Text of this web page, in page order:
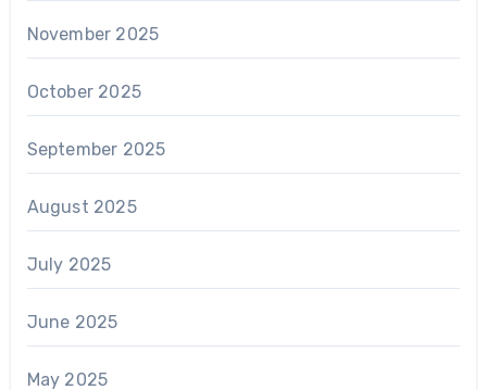
November 2025
October 2025
September 2025
August 2025
July 2025
June 2025
May 2025